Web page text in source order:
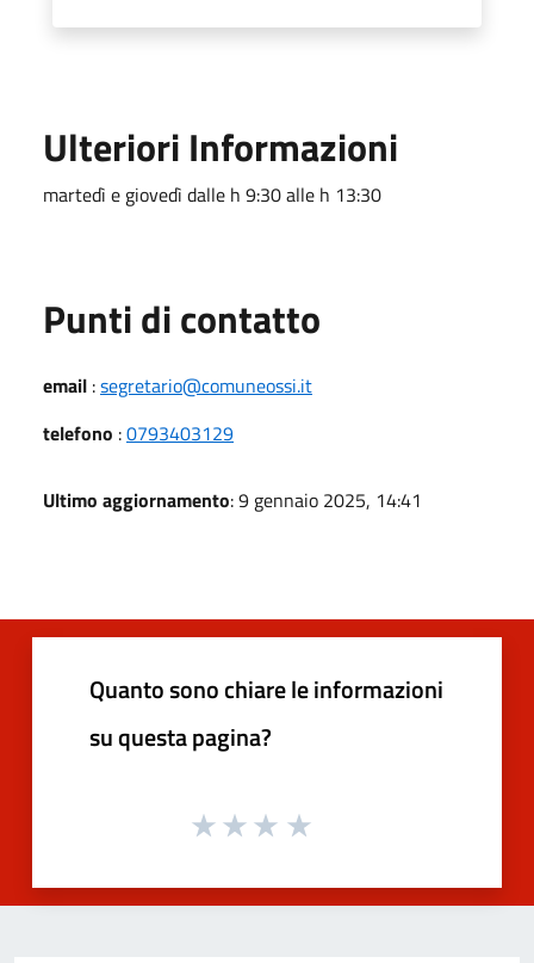
Ulteriori Informazioni
martedì e giovedì dalle h 9:30 alle h 13:30
Punti di contatto
email :segretario@comuneossi.it
telefono :0793403129
Ultimo aggiornamento: 9 gennaio 2025, 14:41
Quanto sono chiare le informazioni
su questa pagina?